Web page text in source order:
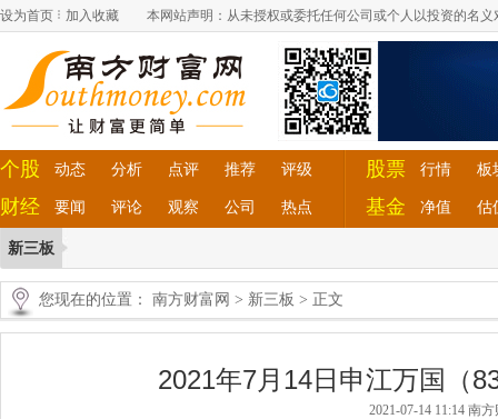
设为首页 加入收藏 本网站声明：从未授权或委托任何公司或个人以投资的名
个股 动态 分析 点评 推荐 评级
财经 要闻 评论 观察 公司 热点
股票 行情 板
基金 净值 估
新三板
您现在的位置： 南方财富网 > 新三板 > 正文
2021年7月14日申江万国（
2021-07-14 11:14 南方